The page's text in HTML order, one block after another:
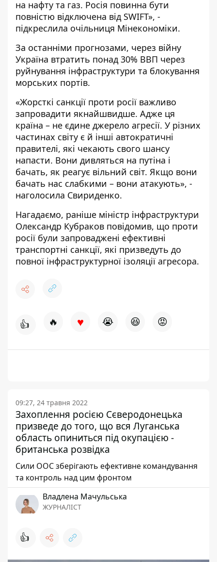
на нафту та газ. Росія повинна бути
повністю відключена від SWIFT», -
підкреслила очільниця Мінекономіки.
За останніми прогнозами, через війну
Україна втратить понад 30% ВВП через
руйнування інфраструктури та блокування
морських портів.
«Жорсткі санкції проти росії важливо
запровадити якнайшвидше. Адже ця
країна – не єдине джерело агресії. У різних
частинах світу є й інші автократичні
правителі, які чекають свого шансу
напасти. Вони дивляться на путіна і
бачать, як реагує вільний світ. Якщо вони
бачать нас слабкими – вони атакують», -
наголосила Свириденко.
Нагадаємо, раніше міністр інфраструктури
Олександр Кубраков повідомив, що проти
росії були запроваджені ефективні
транспортні санкції, які призведуть до
повної інфраструктурної ізоляції агресора.
👍 🔥 ♥ 😭 😆 😡
09:27, 24 травня 2022
Захоплення росією Сєверодонецька
призведе до того, що вся Луганська
область опиниться під окупацією -
британська розвідка
Сили ООС зберігають ефективне командування
та контроль над цим фронтом
Владлена Мачульська
ЖУРНАЛІСТ
👍